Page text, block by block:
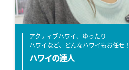
アクティブハワイ、ゆったり
ハワイなど、どんなハワイもお任せ！
ハワイの達人